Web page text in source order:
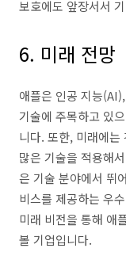
보호에도 앞장서서
6. 미래 전망
애플은 인공 지능
기술에 주목하고 있
니다. 또한, 미래에는
많은 기술을 적용해
은 기술 분야에서 뛰
비스를 제공하는 우
미래 비전을 통해 애
볼 기업입니다.